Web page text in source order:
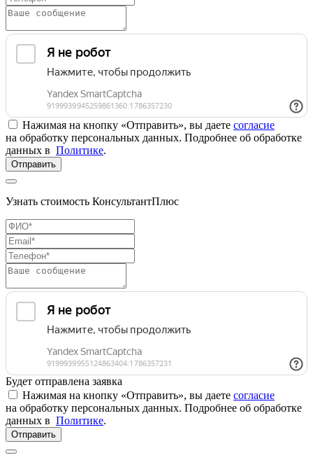
Нажимая на кнопку «Отправить», вы даете согласие
на обработку персональных данных. Подробнее об обработке
данных в Политике.
Отправить
Узнать стоимость КонсультантПлюс
Будет отправлена заявка
Нажимая на кнопку «Отправить», вы даете согласие
на обработку персональных данных. Подробнее об обработке
данных в Политике.
Отправить